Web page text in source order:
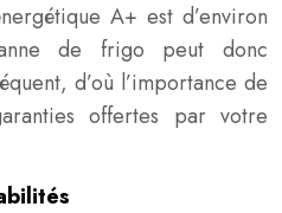
A+ est d’environ
de frigo peut donc
d’où l’importance de
offertes par votre